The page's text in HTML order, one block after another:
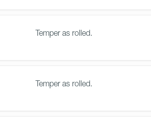
Temper as rolled.
Temper as rolled.